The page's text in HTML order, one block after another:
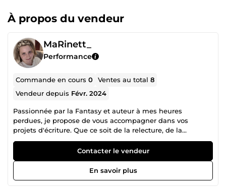
À propos du vendeur
MaRinett_
Performance
Commande en cours0 Ventes au total8
Vendeur depuis Févr. 2024
Passionnée par la Fantasy et auteur à mes heures
perdues, je propose de vous accompagner dans vos
projets d'écriture. Que ce soit de la relecture, de la
chronique, de la rédaction de document personnel ou
professionnel, je serai ravie de vous apporter mon aide.
Mon but étant de me forger une expérience pour ma
future reconversion dans le métier d'écrivain public.
Contacter le vendeur
En savoir plus